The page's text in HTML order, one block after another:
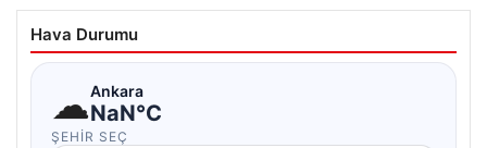
Hava Durumu
☁Ankara
NaN°C
ŞEHIR SEÇ